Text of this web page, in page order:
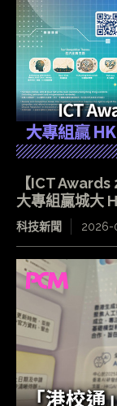
【ICT
大專組贏城大
科技新聞 2026-